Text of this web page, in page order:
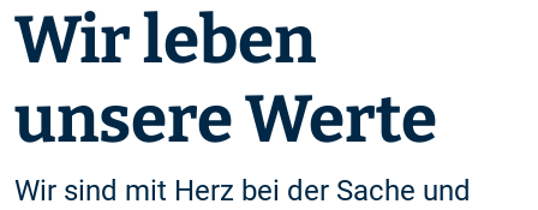
Wir leben
unsere Werte
Wir sind mit Herz bei der Sache und